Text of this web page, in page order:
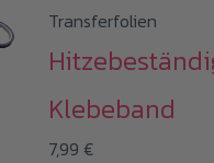
Transferfolien
Klebeband
7,99 €